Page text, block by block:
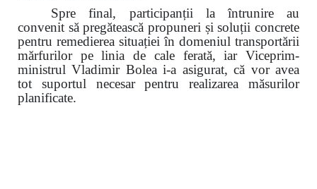
Spre final, participanții la întrunire au
convenit să pregătească propuneri și soluții concrete
pentru remedierea situației în domeniul transportării
mărfurilor pe linia de cale ferată, iar Viceprim-
ministrul Vladimir Bolea i-a asigurat, că vor avea
tot suportul necesar pentru realizarea măsurilor
planificate.